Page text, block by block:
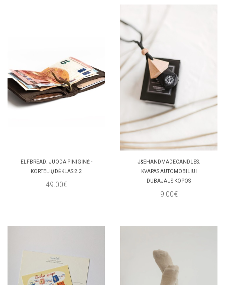
ELFBREAD. JUODA PINIGINĖ -
KORTELIŲ DĖKLAS 2.2
49.00€
J&EHANDMADECANDLES.
KVAPAS AUTOMOBILIUI
DUBAJAUS KOPOS
9.00€